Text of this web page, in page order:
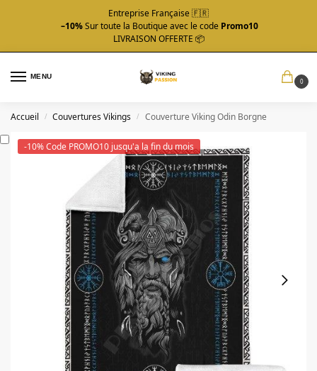
Entreprise Française 🇫🇷
–10%Sur toute la Boutique avec le code Promo10
LIVRAISON OFFERTE 📦
MENU
0
Accueil / Couvertures Vikings / Couverture Viking Odin Borgne
-10% Code PROMO10 jusqu'a la fin du mois